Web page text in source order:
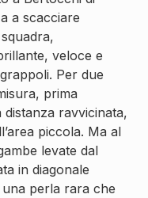
a scacciare
veloce e
Per due
prima
ravvicinata,
piccola. Ma al
levate dal
in diagonale
una perla rara che